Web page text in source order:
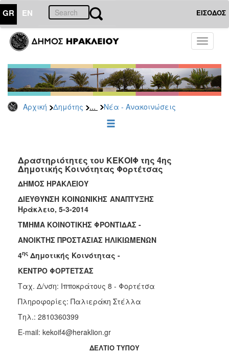
GR EN ΕΙΣΟΔΟΣ
Toggle
Αρχική Δημότης ... Νέα - Ανακοινώσεις
ΔΗΜΟΤΗΣ
Πολιτική
Νέα
-
Ανακοινώσεις
Οικονομική
Αδυναμία
&
Καταστροφές
Κέντρα
Κοινοτικής
Φροντίδας
Κέντρα
Δημιουργικής
Απασχόλησης
Παιδιών
(Κ.Δ.Α.Π.)
Κέντρα
Ημερήσιας
Φροντίδας
Δραστηριότητες του ΚΕΚΟΙΦ της 4ης
Δημοτικής Κοινότητας Φορτέτσας
ΔΗΜΟΣ ΗΡΑΚΛΕΙΟΥ
ΔΙΕΥΘΥΝΣΗ ΚΟΙΝΩΝΙΚΗΣ ΑΝΑΠΤΥΞΗΣ
Ηράκλειο, 5-3-2014
ΤΜΗΜΑ ΚΟΙΝΟΤΙΚΗΣ ΦΡΟΝΤΙΔΑΣ -
ΑΝΟΙΚΤΗΣ ΠΡΟΣΤΑΣΙΑΣ ΗΛΙΚΙΩΜΕΝΩΝ
4ης Δημοτικής Κοινότητας -
ΚΕΝΤΡΟ ΦΟΡΤΕΤΣΑΣ
Ταχ. Δ/νση: Ιπποκράτους 8 - Φορτέτσα
Πληροφορίες: Παλιεράκη Στέλλα
Τηλ.: 2810360399
E-mail: kekoif4@heraklion.gr
ΔΕΛΤΙΟ ΤΥΠΟΥ